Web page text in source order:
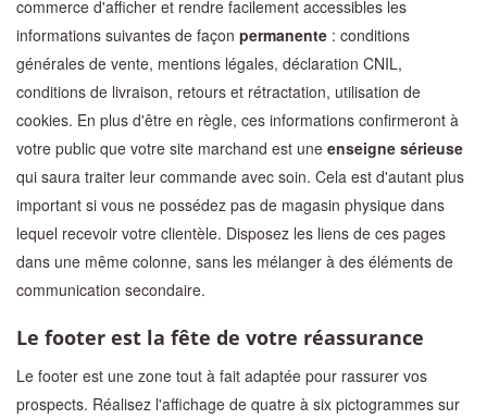
commerce d'afficher et rendre facilement accessibles les
informations suivantes de façon permanente : conditions
générales de vente, mentions légales, déclaration CNIL,
conditions de livraison, retours et rétractation, utilisation de
cookies. En plus d'être en règle, ces informations confirmeront à
votre public que votre site marchand est une enseigne sérieuse
qui saura traiter leur commande avec soin. Cela est d'autant plus
important si vous ne possédez pas de magasin physique dans
lequel recevoir votre clientèle. Disposez les liens de ces pages
dans une même colonne, sans les mélanger à des éléments de
communication secondaire.
Le footer est la fête de votre réassurance
Le footer est une zone tout à fait adaptée pour rassurer vos
prospects. Réalisez l'affichage de quatre à six pictogrammes sur